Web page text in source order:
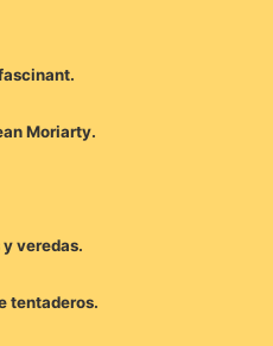
Moriarty.
veredas.
tentaderos.